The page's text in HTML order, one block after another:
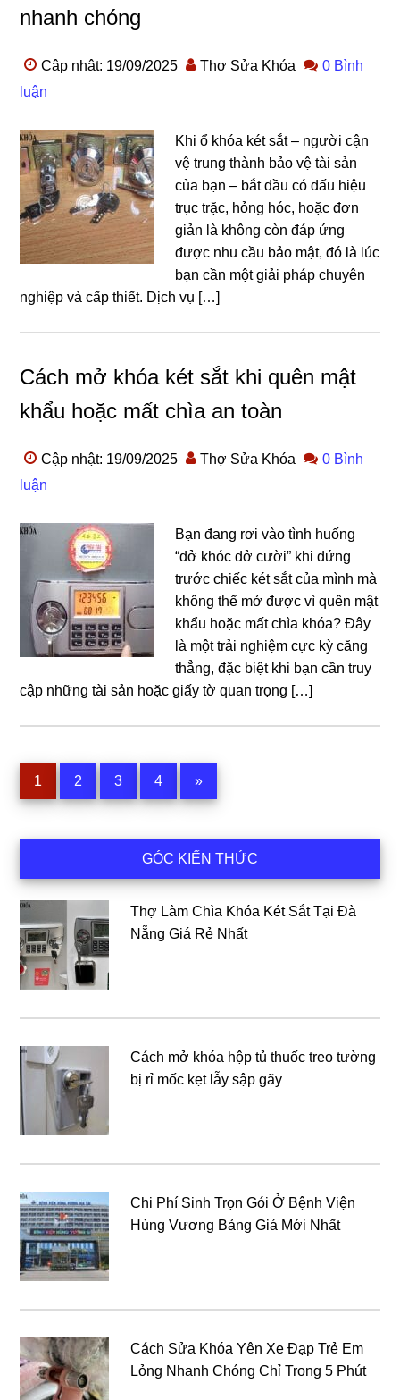
nhanh chóng
Cập nhật: 19/09/2025 Thợ Sửa Khóa
0 Bình
luận
Khi ổ khóa két sắt – người cận
vệ trung thành bảo vệ tài sản
của bạn – bắt đầu có dấu hiệu
trục trặc, hỏng hóc, hoặc đơn
giản là không còn đáp ứng
được nhu cầu bảo mật, đó là lúc
bạn cần một giải pháp chuyên
nghiệp và cấp thiết. Dịch vụ […]
Cách mở khóa két sắt khi quên mật
khẩu hoặc mất chìa an toàn
Cập nhật: 19/09/2025 Thợ Sửa Khóa
0 Bình
luận
Bạn đang rơi vào tình huống
“dở khóc dở cười” khi đứng
trước chiếc két sắt của mình mà
không thể mở được vì quên mật
khẩu hoặc mất chìa khóa? Đây
là một trải nghiệm cực kỳ căng
thẳng, đặc biệt khi bạn cần truy
cập những tài sản hoặc giấy tờ quan trọng […]
Trang
1 Trang
2 Trang
3 Trang
4 »
chính
GÓC KIẾN THỨC
Thợ Làm Chìa Khóa Két Sắt Tại Đà
Nẵng Giá Rẻ Nhất
Cách mở khóa hộp tủ thuốc treo tường
bị rỉ mốc kẹt lẫy sập gãy
Chi Phí Sinh Trọn Gói Ở Bệnh Viện
Hùng Vương Bảng Giá Mới Nhất
Cách Sửa Khóa Yên Xe Đạp Trẻ Em
Lỏng Nhanh Chóng Chỉ Trong 5 Phút